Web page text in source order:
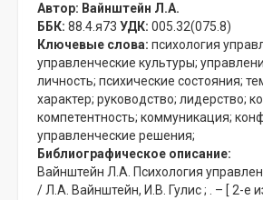
Автор: Вайнштейн Л.А.
ББК: 88.4.я73 УДК: 005.32(075.8)
Ключевые слова: психология
управленческие культуры;
личность; психические состояния;
характер; руководство; лидерство;
компетентность; коммуникация;
управленческие решения;
Библиографическое описание:
Вайнштейн Л.А. Психология
/ Л.А. Вайнштейн, И.В. Гулис ; . – [ 2-е